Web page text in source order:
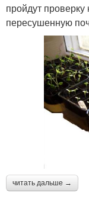
пройдут
пересушенную
читать дальше →